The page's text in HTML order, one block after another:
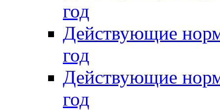
год
Действующие
год
Действующие
год